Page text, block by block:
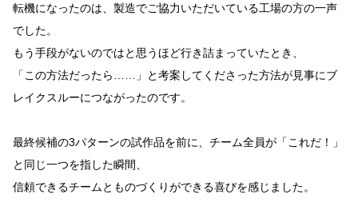
転機になったのは、製造でご協力いただいている工場の方の一声
でした。
もう手段がないのではと思うほど行き詰まっていたとき、
「この方法だったら……」と考案してくださった方法が見事にブ
レイクスルーにつながったのです。
最終候補の3パターンの試作品を前に、チーム全員が「これだ！」
と同じ一つを指した瞬間、
信頼できるチームとものづくりができる喜びを感じました。